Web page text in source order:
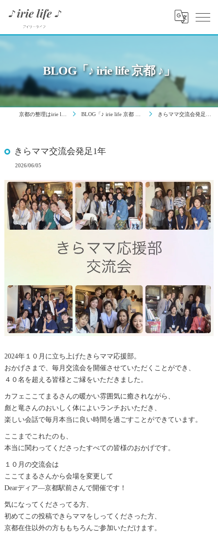
BLOG「♪ irie life 京都 ♪」
BLOG「♪ irie life 京都 ♪」 きらママ交流会発足1年
きらママ交流会発足1年
2026/06/05
2024年１０月に立ち上げたきらママ応援部。
おかげさまで、毎月交流会を開催させていただくことができ、
４０名を超える皆様とご縁をいただきました。
カフェここてまるさんの暖かい雰囲気に癒されながら、
彪と竜さんのおいしく体によいランチおいただき、
楽しい会話で毎月本当に良い時間を過ごすことができています。
ここまでこれたのも、
本当に関わってくださったすべての皆様のおかげです。
１０月の交流会は
ここてまるさんから会場を変更して
Dearディア―京都駅前さんで開催です！
気になってくださってる方、
初めてこの投稿できらママをしってくださった方、
京都在住以外の方ももちろんご参加いただけます。